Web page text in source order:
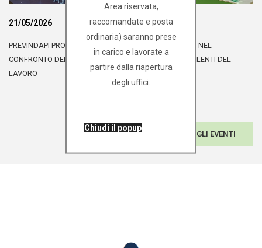
Area riservata,
raccomandate e posta
ordinaria) saranno prese
in carico e lavorate a
partire dalla riapertura
degli uffici.
Chiudi il popup
21/05/2026
PREVINDAPI PROTAGONISTA AL FESTIVAL DEL LAVORO NEL
CONFRONTO DEDICATO ALLE NUOVE SFIDE DEI CONSULENTI DEL
LAVORO
TUTTI GLI EVENTI